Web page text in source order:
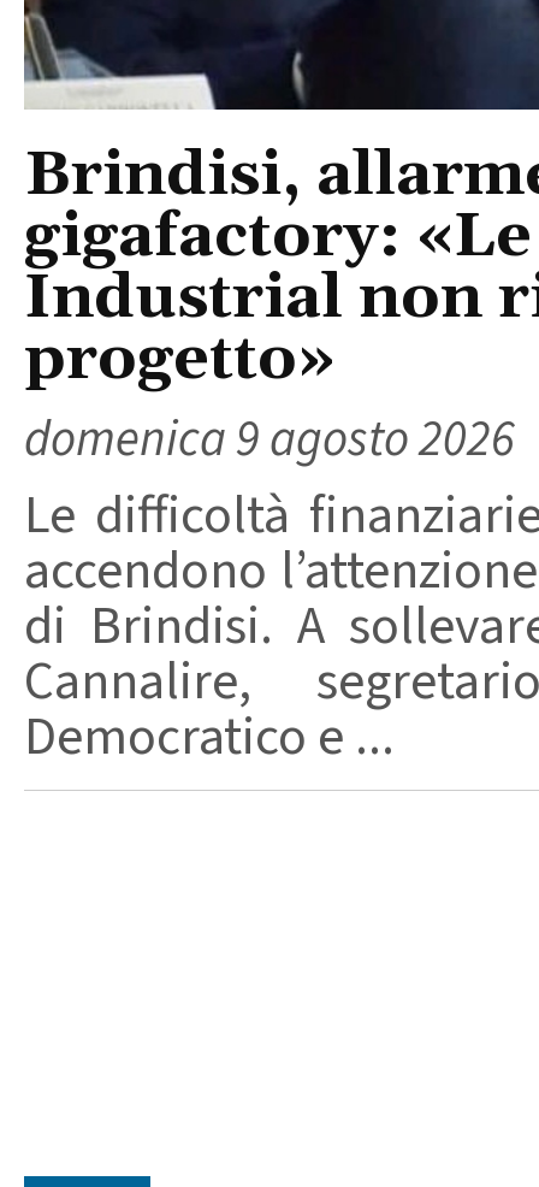
Brindisi,
gigafactory:
Industrial non
progetto»
domenica 9 agosto 2026
Le difficoltà
accendono
di Brindisi. A
Cannalire,
Democratico e ...